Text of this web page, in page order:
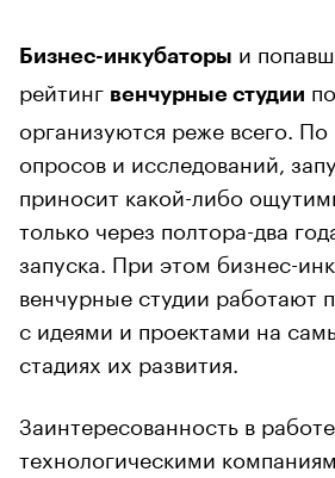
Бизнес-инкубаторы и
рейтинг венчурные студии
организуются реже всего. По
опросов и исследований,
приносит какой-либо
только через полтора-два
запуска. При этом бизнес-
венчурные студии работают
с идеями и проектами на
стадиях их развития.
Заинтересованность в
технологическими